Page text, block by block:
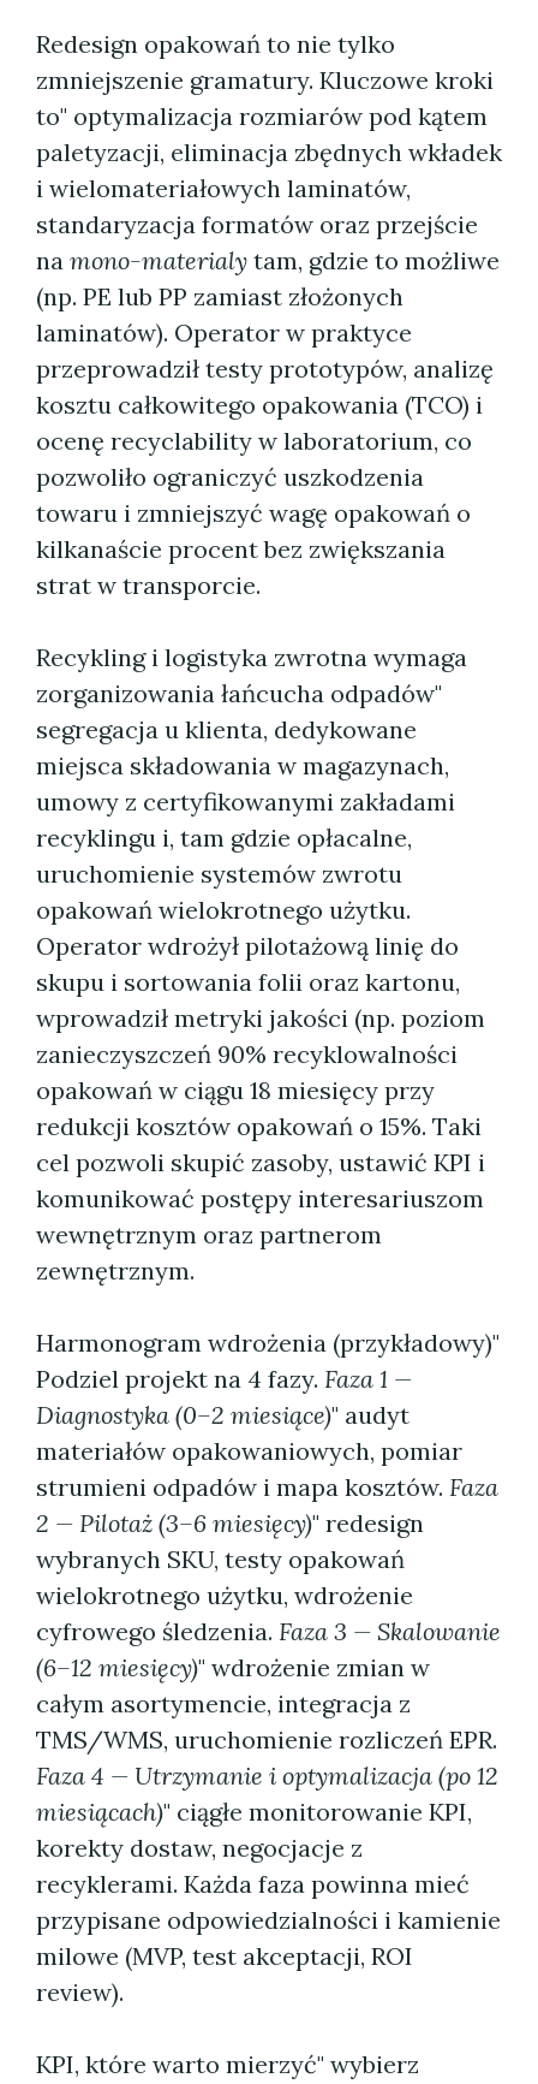
Redesign opakowań to nie tylko
zmniejszenie gramatury. Kluczowe kroki
to" optymalizacja rozmiarów pod kątem
paletyzacji, eliminacja zbędnych wkładek
i wielomateriałowych laminatów,
standaryzacja formatów oraz przejście
na mono-materialy tam, gdzie to możliwe
(np. PE lub PP zamiast złożonych
laminatów). Operator w praktyce
przeprowadził testy prototypów, analizę
kosztu całkowitego opakowania (TCO) i
ocenę recyclability w laboratorium, co
pozwoliło ograniczyć uszkodzenia
towaru i zmniejszyć wagę opakowań o
kilkanaście procent bez zwiększania
strat w transporcie.
Recykling i logistyka zwrotna wymaga
zorganizowania łańcucha odpadów"
segregacja u klienta, dedykowane
miejsca składowania w magazynach,
umowy z certyfikowanymi zakładami
recyklingu i, tam gdzie opłacalne,
uruchomienie systemów zwrotu
opakowań wielokrotnego użytku.
Operator wdrożył pilotażową linię do
skupu i sortowania folii oraz kartonu,
wprowadził metryki jakości (np. poziom
zanieczyszczeń 90% recyklowalności
opakowań w ciągu 18 miesięcy przy
redukcji kosztów opakowań o 15%. Taki
cel pozwoli skupić zasoby, ustawić KPI i
komunikować postępy interesariuszom
wewnętrznym oraz partnerom
zewnętrznym.
Harmonogram wdrożenia (przykładowy)"
Podziel projekt na 4 fazy. Faza 1 —
Diagnostyka (0–2 miesiące)" audyt
materiałów opakowaniowych, pomiar
strumieni odpadów i mapa kosztów. Faza
2 — Pilotaż (3–6 miesięcy)" redesign
wybranych SKU, testy opakowań
wielokrotnego użytku, wdrożenie
cyfrowego śledzenia. Faza 3 — Skalowanie
(6–12 miesięcy)" wdrożenie zmian w
całym asortymencie, integracja z
TMS/WMS, uruchomienie rozliczeń EPR.
Faza 4 — Utrzymanie i optymalizacja (po 12
miesiącach)" ciągłe monitorowanie KPI,
korekty dostaw, negocjacje z
recyklerami. Każda faza powinna mieć
przypisane odpowiedzialności i kamienie
milowe (MVP, test akceptacji, ROI
review).
KPI, które warto mierzyć" wybierz